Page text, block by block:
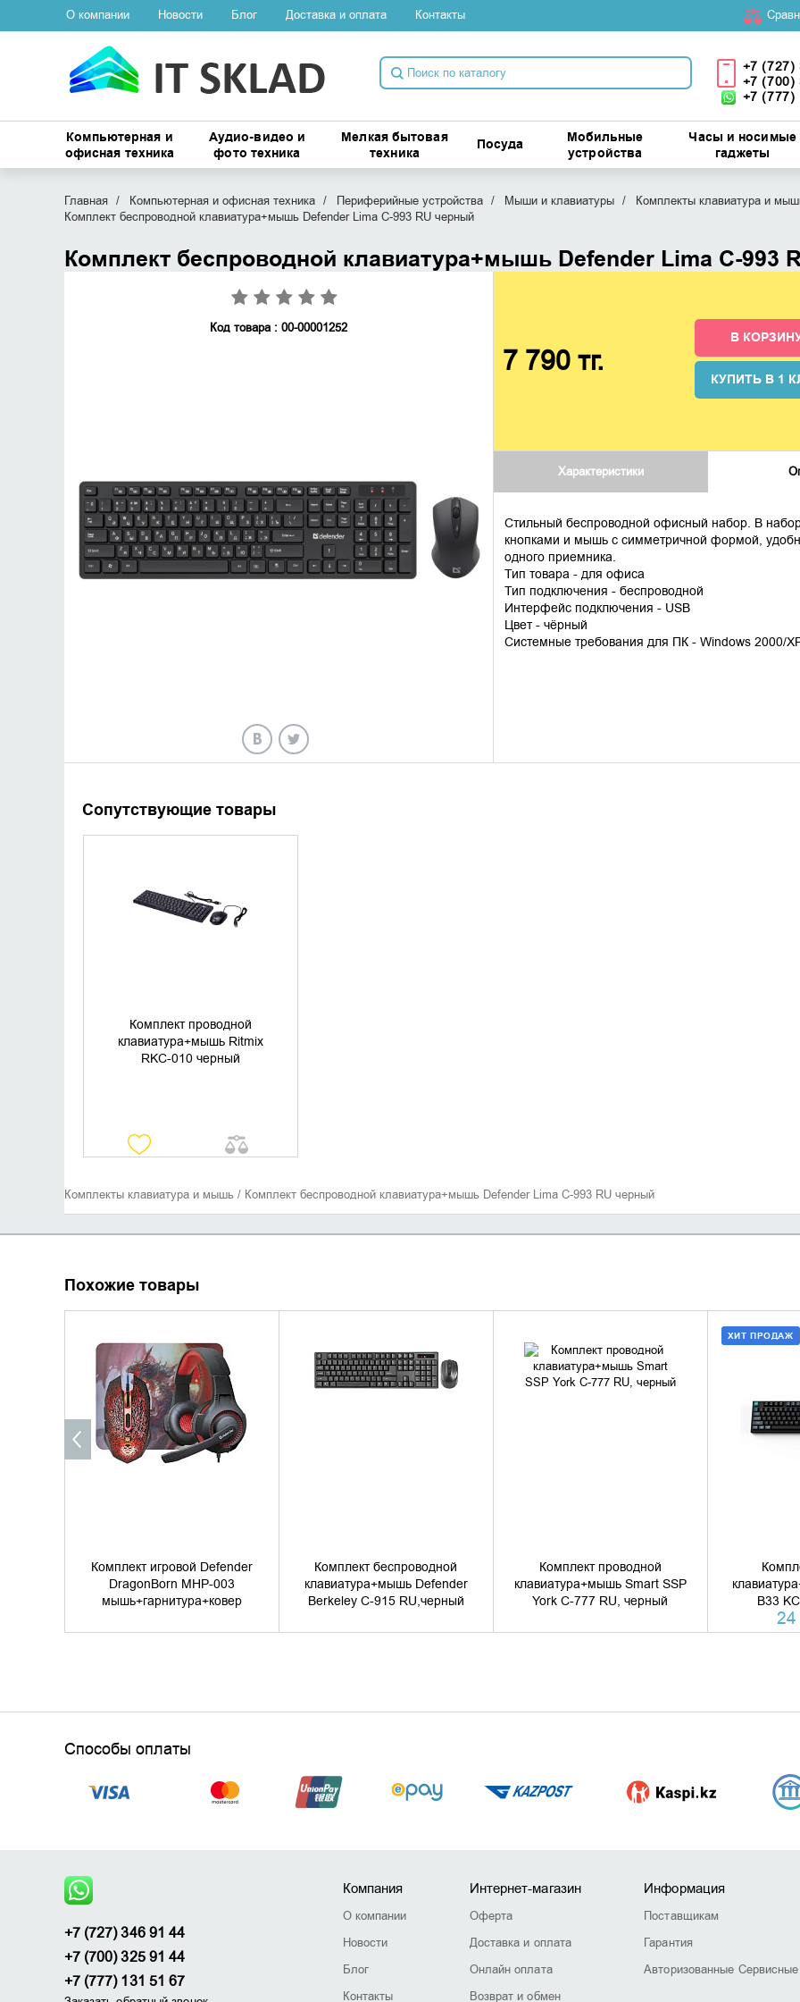
О компании Новости Блог Доставка и оплата Контакты
+7 (727)
+7 (700)
+7 (777)
Компьютерная и
офисная техника
Аудио-видео и
фото техника
Мелкая бытовая
техника
Посуда
Мобильные
устройства
Часы и носимые
гаджеты
Главная Компьютерная и офисная техника Периферийные устройства Мыши и клавиатуры
Комплекты клавиатура и
Комплект беспроводной клавиатура+мышь Defender Lima C-993 RU черный
Комплект беспроводной клавиатура+мышь Defender Lima C-993
Код товара : 00-00001252
7 790 тг.
В
КУПИТЬ В 1
Характеристики
Стильный беспроводной офисный набор. В
кнопками и мышь с симметричной формой,
одного приемника.
Тип товара - для офиса
Тип подключения - беспроводной
Интерфейс подключения - USB
Цвет - чёрный
Системные требования для ПК - Windows 2000/
Сопутствующие товары
Комплект проводной
клавиатура+мышь Ritmix
RKC-010 черный
УТОЧНИТЬ НАЛИЧИЕ
Комплекты клавиатура и мышь / Комплект беспроводной клавиатура+мышь Defender Lima C-993 RU черный
Похожие товары
Комплект игровой Defender
DragonBorn MHP-003
мышь+гарнитура+ковер
УТОЧНИТЬ НАЛИЧИЕ
Комплект беспроводной
клавиатура+мышь Defender
Berkeley C-915 RU,черный
УТОЧНИТЬ НАЛИЧИЕ
Комплект проводной
клавиатура+мышь Smart SSP
York C-777 RU, черный
УТОЧНИТЬ НАЛИЧИЕ
B33
24
ХИТ ПРОДАЖ
Способы оплаты
+7 (727) 346 91 44
+7 (700) 325 91 44
+7 (777) 131 51 67
Компания
О компании
Новости
Блог
Контакты
Интернет-магазин
Оферта
Доставка и оплата
Онлайн оплата
Возврат и обмен
Информация
Поставщикам
Гарантия
Авторизованные